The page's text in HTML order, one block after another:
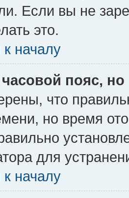
Если вы не
это.
началу
пояс,
что
но время
для
началу